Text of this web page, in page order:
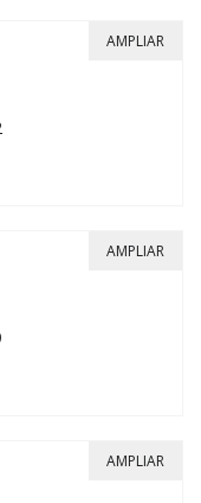
AMPLIAR
AMPLIAR
AMPLIAR